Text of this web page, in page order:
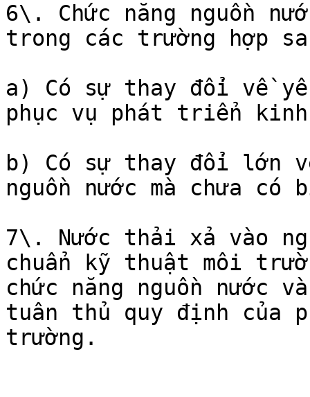
6\. Chức năng nguồn
trong các trường hợp
a) Có sự thay đổi về
phục vụ phát triển
b) Có sự thay đổi lớn
nguồn nước mà chưa có
7\. Nước thải xả vào
chuẩn kỹ thuật môi
chức năng nguồn nước
tuân thủ quy định của